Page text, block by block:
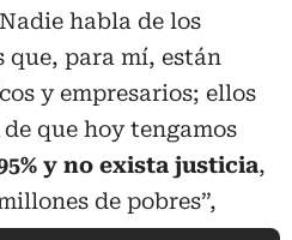
habla de los
que, para mí, están
y empresarios; ellos
que hoy tengamos
y no exista justicia,
de pobres”,